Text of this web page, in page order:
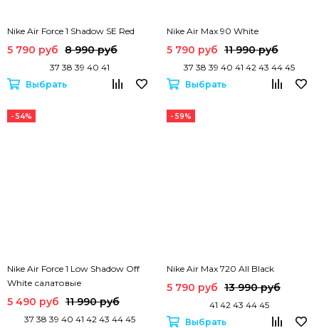
Nike Air Force 1 Shadow SE Red
5 790 руб 8 990 руб
37 38 39 40 41
Выбрать
Nike Air Max 90 White
5 790 руб 11 990 руб
37 38 39 40 41 42 43 44 45
Выбрать
- 54%
Nike Air Force 1 Low Shadow Off
White салатовые
5 490 руб 11 990 руб
37 38 39 40 41 42 43 44 45
- 59%
Nike Air Max 720 All Black
5 790 руб 13 990 руб
41 42 43 44 45
Выбрать